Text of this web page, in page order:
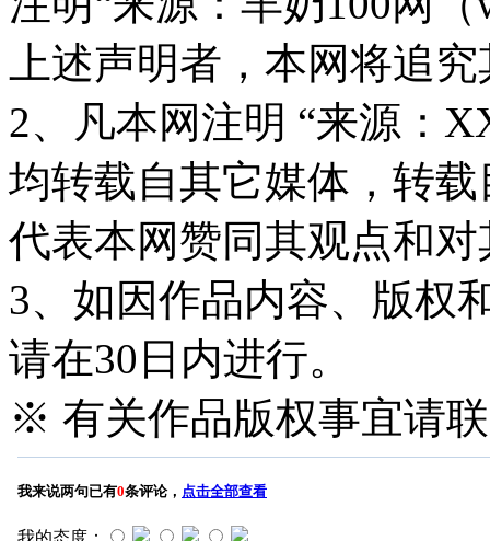
上述声明者，本网将追
2、凡本网注明 “来源：
均转载自其它媒体，转
代表本网赞同其观点和
3、如因作品内容、版权
请在30日内进行。
※ 有关作品版权事宜请